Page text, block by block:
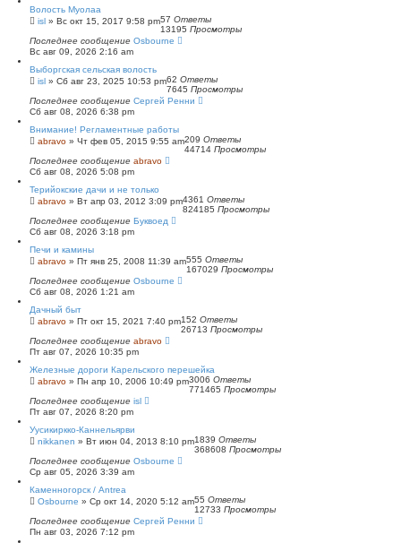
Волость Муолаа
isl » Вс окт 15, 2017 9:58 pm57 Ответы
13195 Просмотры
Последнее сообщение Osbourne
Вс авг 09, 2026 2:16 am
Выборгская сельская волость
isl » Сб авг 23, 2025 10:53 pm62 Ответы
7645 Просмотры
Последнее сообщение Сергей Ренни
Сб авг 08, 2026 6:38 pm
Внимание! Регламентные работы
abravo » Чт фев 05, 2015 9:55 am209 Ответы
44714 Просмотры
Последнее сообщение abravo
Сб авг 08, 2026 5:08 pm
Терийокские дачи и не только
abravo » Вт апр 03, 2012 3:09 pm4361 Ответы
824185 Просмотры
Последнее сообщение Буквоед
Сб авг 08, 2026 3:18 pm
Печи и камины
abravo » Пт янв 25, 2008 11:39 am555 Ответы
167029 Просмотры
Последнее сообщение Osbourne
Сб авг 08, 2026 1:21 am
Дачный быт
abravo » Пт окт 15, 2021 7:40 pm152 Ответы
26713 Просмотры
Последнее сообщение abravo
Пт авг 07, 2026 10:35 pm
Железные дороги Карельского перешейка
abravo » Пн апр 10, 2006 10:49 pm3006 Ответы
771465 Просмотры
Последнее сообщение isl
Пт авг 07, 2026 8:20 pm
Уусикиркко-Каннельярви
nikkanen » Вт июн 04, 2013 8:10 pm1839 Ответы
368608 Просмотры
Последнее сообщение Osbourne
Ср авг 05, 2026 3:39 am
Каменногорск / Antrea
Osbourne » Ср окт 14, 2020 5:12 am55 Ответы
12733 Просмотры
Последнее сообщение Сергей Ренни
Пн авг 03, 2026 7:12 pm